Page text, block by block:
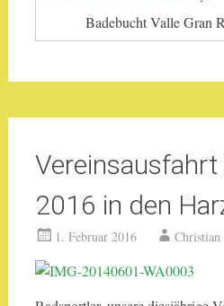
Badebucht Valle Gran
Vereinsausfahrt
2016 in den
1. Februar 2016 Christian